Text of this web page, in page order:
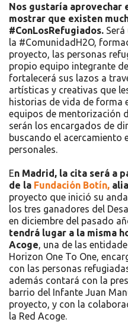
Nos gustaría aprovechar
mostrar que existen
#ConLosRefugiados.
la #ComunidadH2O,
proyecto, las personas
propio equipo integrante
fortalecerá sus lazos a
artísticas y creativas que
historias de vida de forma
equipos de mentorización
serán los encargados de
buscando el acercamiento
personales.
En Madrid, la cita será a
de la Fundación Botín,
proyecto que inició su
los tres ganadores del
en diciembre del pasado
tendrá lugar a la misma
Acoge, una de las
Horizon One To One,
con las personas
además contará con la
barrio del Infante Juan
proyecto, y con la
la Red Acoge.